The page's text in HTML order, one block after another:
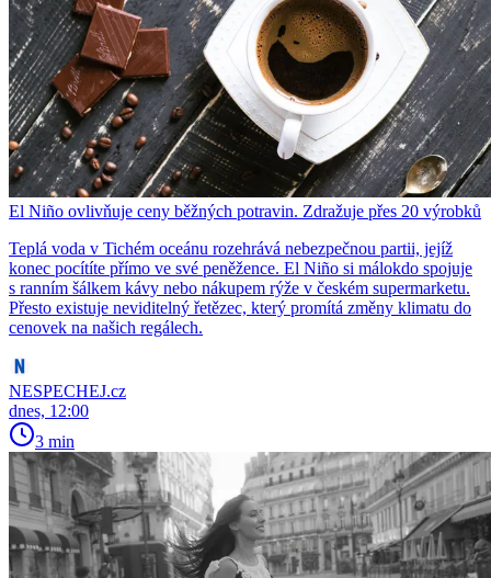
El Niño ovlivňuje ceny běžných potravin. Zdražuje přes 20 výrobků
Teplá voda v Tichém oceánu rozehrává nebezpečnou partii, jejíž
konec pocítíte přímo ve své peněžence. El Niño si málokdo spojuje
s ranním šálkem kávy nebo nákupem rýže v českém supermarketu.
Přesto existuje neviditelný řetězec, který promítá změny klimatu do
cenovek na našich regálech.
NESPECHEJ.cz
dnes, 12:00
3 min